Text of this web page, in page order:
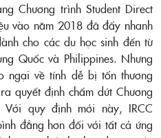
Chương trình Student Direct
vào năm 2018 đã đẩy nhanh
cho các du học sinh đến từ
Quốc và Philippines. Nhưng
ngại về tính dễ bị tổn thương
quyết định chấm dứt Chương
Với quy định mới này, IRCC
đẳng hơn đối với tất cả ứng